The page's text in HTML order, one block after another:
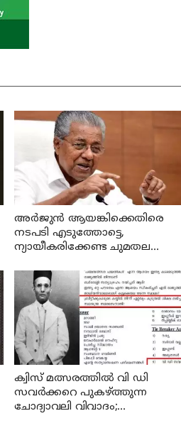
അര്‍ജുന്‍ ആയങ്കിക്കെതിരെ
നടപടി എടുത്തോട്ടെ,
ന്യായീകരിക്കേണ്ട ചുമതല
പിണറായി വിജയന്‍
ക്വിസ് മത്സരത്തില്‍ വി ഡി
സവര്‍ക്കറെ പുകഴ്ത്തുന്ന
ചോദ്യാവലി വിവാദം;